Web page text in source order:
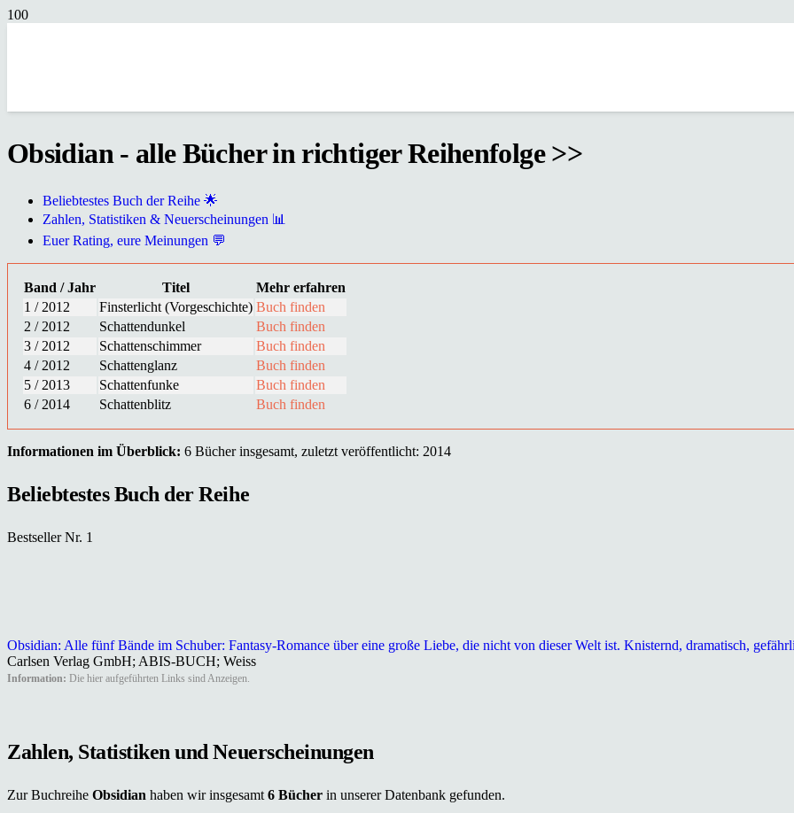
Obsidian - alle Bücher in richtiger Reihenfolge >>
Beliebtestes Buch der Reihe 🌟
Zahlen, Statistiken & Neuerscheinungen 📊
Euer Rating, eure Meinungen 💬
Band / Jahr Titel
Mehr erfahren
1 / 2012
Finsterlicht (Vorgeschichte) Buch finden
2 / 2012
Schattendunkel
Buch finden
3 / 2012
Schattenschimmer
Buch finden
4 / 2012
Schattenglanz
Buch finden
5 / 2013
Schattenfunke
Buch finden
6 / 2014
Schattenblitz Buch finden
Informationen im Überblick: 6 Bücher insgesamt, zuletzt veröffentlicht: 2014
Beliebtestes Buch der Reihe
Bestseller Nr. 1
Obsidian: Alle fünf Bände im Schuber: Fantasy-Romance über eine große Liebe, die nicht von dieser Welt ist. Knisternd, dramatisch,
Carlsen Verlag GmbH; ABIS-BUCH; Weiss
Information: Die hier aufgeführten Links sind Anzeigen.
Zahlen, Statistiken und Neuerscheinungen
Zur Buchreihe Obsidian haben wir insgesamt 6 Bücher in unserer Datenbank gefunden.